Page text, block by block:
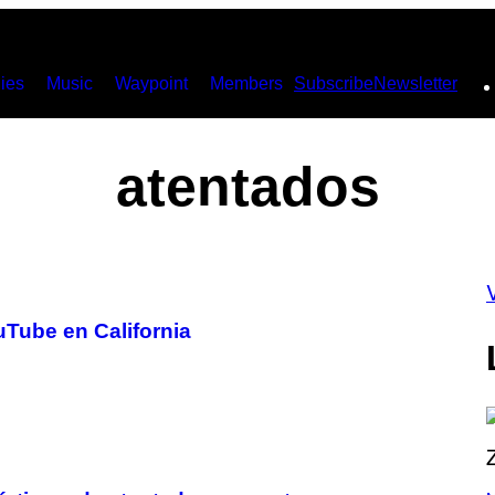
Music Waypoint Members SubscribeNewsletter
atentados
en California